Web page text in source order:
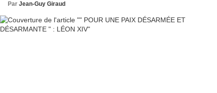
Par Jean-Guy Giraud